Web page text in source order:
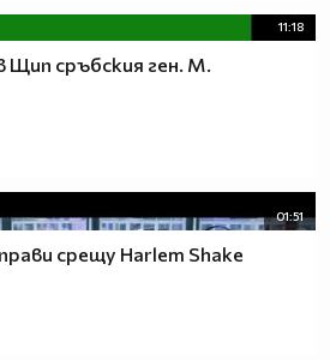
11:18
Щип сръбския ген. М.
01:51
срещу Harlem Shake